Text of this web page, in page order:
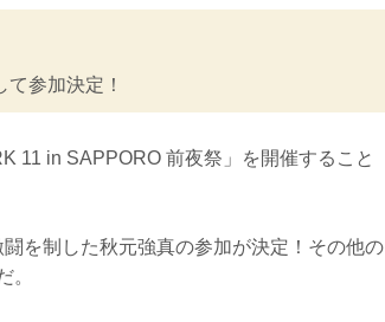
参加決定！
11 in SAPPORO 前夜祭」を開催すること
を制した秋元強真の参加が決定！その他の
。